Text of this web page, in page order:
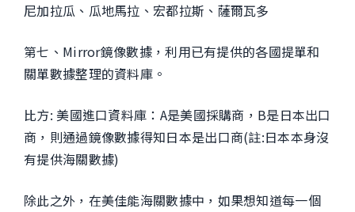
尼加拉瓜、瓜地馬拉、宏都拉斯、薩爾瓦多
第七、Mirror鏡像數據，利用已有提供的各國提單和
關單數據整理的資料庫。
比方: 美國進口資料庫：A是美國採購商，B是日本出口
商，則通過鏡像數據得知日本是出口商(註:日本本身沒
有提供海關數據)
除此之外，在美佳能海關數據中，如果想知道每一個